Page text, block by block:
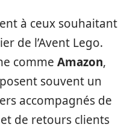
à ceux souhaitant
de l’Avent Lego.
comme Amazon,
souvent un
accompagnés de
de retours clients